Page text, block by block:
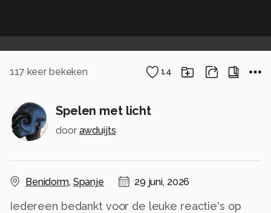
117 keer bekeken 14
Spelen met licht
door awduijts
Benidorm, Spanje 29 juni, 2026
Iedereen bedankt voor de leuke reactie's op